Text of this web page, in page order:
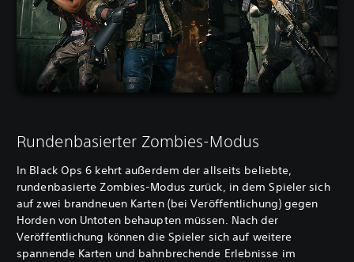
Rundenbasierter Zombies-Modus
In Black Ops 6 kehrt außerdem der allseits beliebte,
rundenbasierte Zombies-Modus zurück, in dem Spieler sich
auf zwei brandneuen Karten (bei Veröffentlichung) gegen
Horden von Untoten behaupten müssen. Nach der
Veröffentlichung können die Spieler sich auf weitere
spannende Karten und bahnbrechende Erlebnisse im